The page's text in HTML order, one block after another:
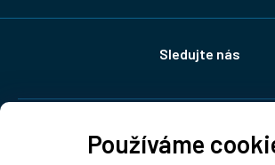
Používáme
Sledujte nás